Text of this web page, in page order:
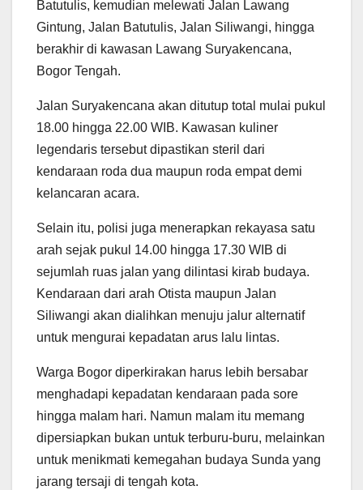
Batutulis, kemudian melewati Jalan Lawang
Gintung, Jalan Batutulis, Jalan Siliwangi, hingga
berakhir di kawasan Lawang Suryakencana,
Bogor Tengah.
Jalan Suryakencana akan ditutup total mulai pukul
18.00 hingga 22.00 WIB. Kawasan kuliner
legendaris tersebut dipastikan steril dari
kendaraan roda dua maupun roda empat demi
kelancaran acara.
Selain itu, polisi juga menerapkan rekayasa satu
arah sejak pukul 14.00 hingga 17.30 WIB di
sejumlah ruas jalan yang dilintasi kirab budaya.
Kendaraan dari arah Otista maupun Jalan
Siliwangi akan dialihkan menuju jalur alternatif
untuk mengurai kepadatan arus lalu lintas.
Warga Bogor diperkirakan harus lebih bersabar
menghadapi kepadatan kendaraan pada sore
hingga malam hari. Namun malam itu memang
dipersiapkan bukan untuk terburu-buru, melainkan
untuk menikmati kemegahan budaya Sunda yang
jarang tersaji di tengah kota.